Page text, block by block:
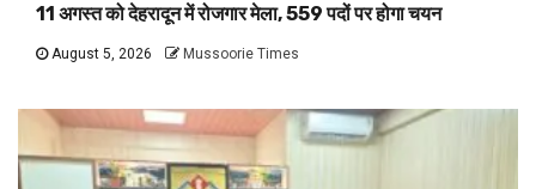
11 अगस्त को देहरादून में रोजगार मेला, 559 पदों पर होगा चयन
August 5, 2026 Mussoorie Times